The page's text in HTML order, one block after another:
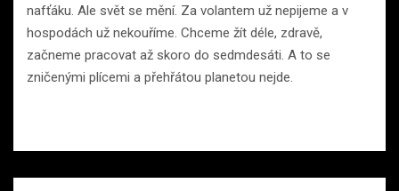
nafťáku. Ale svět se mění. Za volantem už nepijeme a v
hospodách už nekouříme. Chceme žít déle, zdravě,
začneme pracovat až skoro do sedmdesáti. A to se
zničenými plícemi a přehřátou planetou nejde.